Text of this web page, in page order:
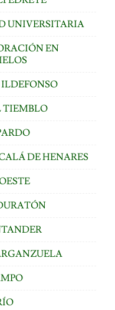
UNIVERSITARIA
EN
TIEMBLO
DE HENARES